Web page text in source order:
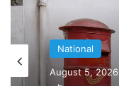
National
August 5, 2026
National